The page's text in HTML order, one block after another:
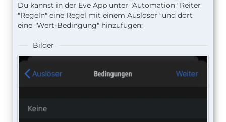
Du kannst in der Eve App unter "Automation" Reiter
"Regeln" eine Regel mit einem Auslöser" und dort
eine "Wert-Bedingung" hinzufügen:
Bilder